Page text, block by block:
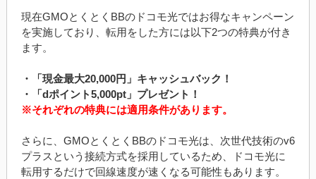
現在GMOとくとくBBのドコモ光ではお得なキャンペーン
を実施しており、転用をした方には以下2つの特典が付き
ます。
・「現金最大20,000円」キャッシュバック！
・「dポイント5,000pt」プレゼント！
※それぞれの特典には適用条件があります。
さらに、GMOとくとくBBのドコモ光は、次世代技術のv6
プラスという接続方式を採用しているため、ドコモ光に
転用するだけで回線速度が速くなる可能性もあります。